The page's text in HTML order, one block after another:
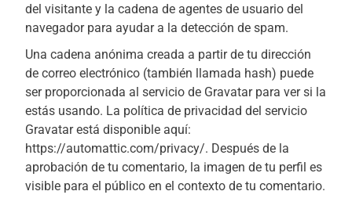
del visitante y la cadena de agentes de usuario del
navegador para ayudar a la detección de spam.
Una cadena anónima creada a partir de tu dirección
de correo electrónico (también llamada hash) puede
ser proporcionada al servicio de Gravatar para ver si la
estás usando. La política de privacidad del servicio
Gravatar está disponible aquí:
https://automattic.com/privacy/. Después de la
aprobación de tu comentario, la imagen de tu perfil es
visible para el público en el contexto de tu comentario.